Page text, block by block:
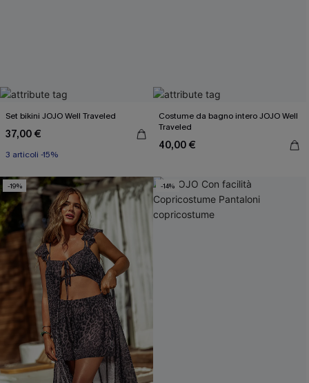
Set bikini JOJO Well Traveled
37,00 €
3 articoli -15%
Costume da bagno intero JOJO Well
Traveled
40,00 €
-19% -14%